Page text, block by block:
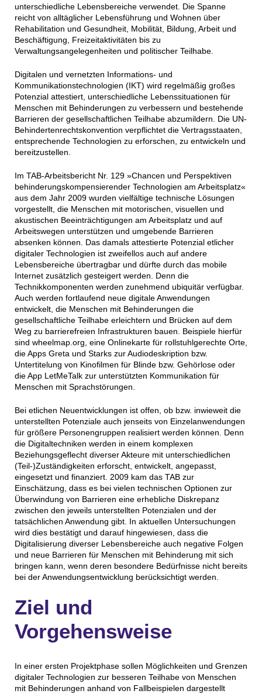
unterschiedliche Lebensbereiche verwendet. Die Spanne
reicht von alltäglicher Lebensführung und Wohnen über
Rehabilitation und Gesundheit, Mobilität, Bildung, Arbeit und
Beschäftigung, Freizeitaktivitäten bis zu
Verwaltungsangelegenheiten und politischer Teilhabe.
Digitalen und vernetzten Informations- und
Kommunikationstechnologien (IKT) wird regelmäßig großes
Potenzial attestiert, unterschiedliche Lebenssituationen für
Menschen mit Behinderungen zu verbessern und bestehende
Barrieren der gesellschaftlichen Teilhabe abzumildern. Die UN-
Behindertenrechtskonvention verpflichtet die Vertragsstaaten,
entsprechende Technologien zu erforschen, zu entwickeln und
bereitzustellen.
Im TAB-Arbeitsbericht Nr. 129 »Chancen und Perspektiven
behinderungskompensierender Technologien am Arbeitsplatz«
aus dem Jahr 2009 wurden vielfältige technische Lösungen
vorgestellt, die Menschen mit motorischen, visuellen und
akustischen Beeinträchtigungen am Arbeitsplatz und auf
Arbeitswegen unterstützen und umgebende Barrieren
absenken können. Das damals attestierte Potenzial etlicher
digitaler Technologien ist zweifellos auch auf andere
Lebensbereiche übertragbar und dürfte durch das mobile
Internet zusätzlich gesteigert werden. Denn die
Technikkomponenten werden zunehmend ubiquitär verfügbar.
Auch werden fortlaufend neue digitale Anwendungen
entwickelt, die Menschen mit Behinderungen die
gesellschaftliche Teilhabe erleichtern und Brücken auf dem
Weg zu barrierefreien Infrastrukturen bauen. Beispiele hierfür
sind wheelmap.org, eine Onlinekarte für rollstuhlgerechte Orte,
die Apps Greta und Starks zur Audiodeskription bzw.
Untertitelung von Kinofilmen für Blinde bzw. Gehörlose oder
die App LetMeTalk zur unterstützten Kommunikation für
Menschen mit Sprachstörungen.
Bei etlichen Neuentwicklungen ist offen, ob bzw. inwieweit die
unterstellten Potenziale auch jenseits von Einzelanwendungen
für größere Personengruppen realisiert werden können. Denn
die Digitaltechniken werden in einem komplexen
Beziehungsgeflecht diverser Akteure mit unterschiedlichen
(Teil-)Zuständigkeiten erforscht, entwickelt, angepasst,
eingesetzt und finanziert. 2009 kam das TAB zur
Einschätzung, dass es bei vielen technischen Optionen zur
Überwindung von Barrieren eine erhebliche Diskrepanz
zwischen den jeweils unterstellten Potenzialen und der
tatsächlichen Anwendung gibt. In aktuellen Untersuchungen
wird dies bestätigt und darauf hingewiesen, dass die
Digitalisierung diverser Lebensbereiche auch negative Folgen
und neue Barrieren für Menschen mit Behinderung mit sich
bringen kann, wenn deren besondere Bedürfnisse nicht bereits
bei der Anwendungsentwicklung berücksichtigt werden.
Ziel und
Vorgehensweise
In einer ersten Projektphase sollen Möglichkeiten und Grenzen
digitaler Technologien zur besseren Teilhabe von Menschen
mit Behinderungen anhand von Fallbeispielen dargestellt